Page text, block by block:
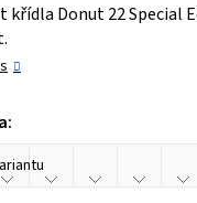
křídla Donut 22 Special